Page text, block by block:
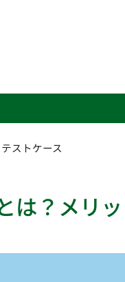
テストケース
は？メリ